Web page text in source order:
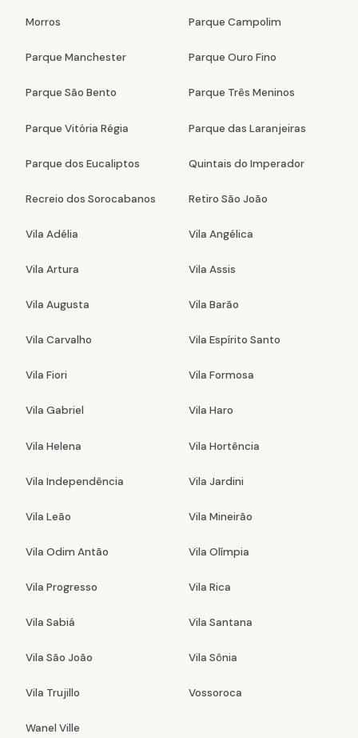
Morros Parque Campolim
Parque Manchester Parque Ouro Fino
Parque São Bento Parque Três Meninos
Parque Vitória Régia Parque das Laranjeiras
Parque dos Eucaliptos Quintais do Imperador
Recreio dos Sorocabanos Retiro São João
Vila Adélia Vila Angélica
Vila Artura Vila Assis
Vila Augusta Vila Barão
Vila Carvalho Vila Espírito Santo
Vila Fiori Vila Formosa
Vila Gabriel Vila Haro
Vila Helena Vila Hortência
Vila Independência Vila Jardini
Vila Leão Vila Mineirão
Vila Odim Antão Vila Olímpia
Vila Progresso Vila Rica
Vila Sabiá Vila Santana
Vila São João Vila Sônia
Vila Trujillo Vossoroca
Wanel Ville